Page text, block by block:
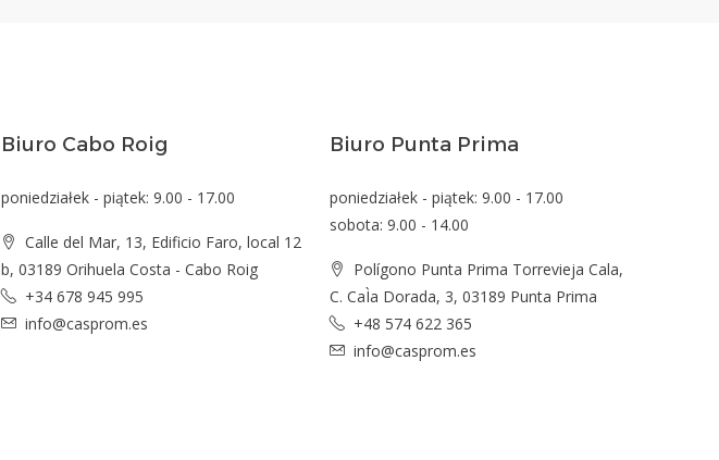
Biuro Cabo Roig
poniedziałek - piątek: 9.00 - 17.00
Calle del Mar, 13, Edificio Faro, local 12
b, 03189 Orihuela Costa - Cabo Roig
+34 678 945 995
info@casprom.es
Biuro Punta Prima
poniedziałek - piątek: 9.00 - 17.00
sobota: 9.00 - 14.00
Polígono Punta Prima Torrevieja Cala,
C. CaÌa Dorada, 3, 03189 Punta Prima
+48 574 622 365
info@casprom.es